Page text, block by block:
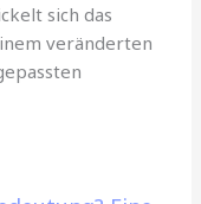
sich das
veränderten